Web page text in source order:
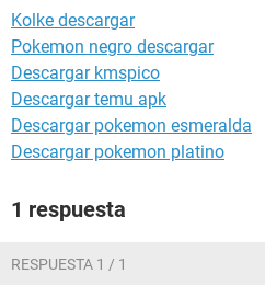
Kolke descargar
Pokemon negro descargar
Descargar kmspico
Descargar temu apk
Descargar pokemon esmeralda
Descargar pokemon platino
1 respuesta
RESPUESTA 1 / 1